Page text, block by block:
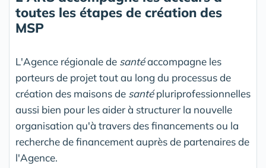
toutes les étapes de création des
MSP
L'Agence régionale de santéaccompagne les
porteurs de projet tout au long du processus de
création des maisons de santépluriprofessionnelles
aussi bien pour les aider à structurer la nouvelle
organisation qu'à travers des financements ou la
recherche de financement auprès de partenaires de
l'Agence.